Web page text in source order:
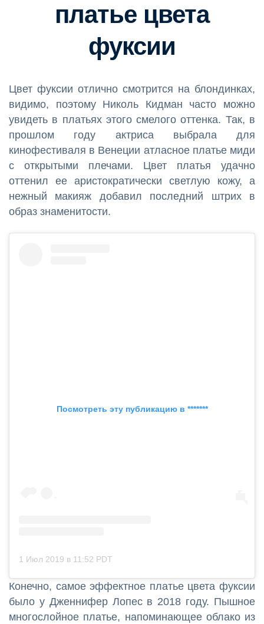
платье цвета
фуксии
Цвет фуксии отлично смотрится на блондинках,
видимо, поэтому Николь Кидман часто можно
увидеть в платьях этого смелого оттенка. Так, в
прошлом году актриса выбрала для
кинофестиваля в Венеции атласное платье миди
с открытыми плечами. Цвет платья удачно
оттенил ее аристократически светлую кожу, а
нежный макияж добавил последний штрих в
образ знаменитости.
Посмотреть эту публикацию в *******
1 Июл 2019 в 11:52 PDT
Конечно, самое эффектное платье цвета фуксии
было у Дженнифер Лопес в 2018 году. Пышное
многослойное платье, напоминающее облако из